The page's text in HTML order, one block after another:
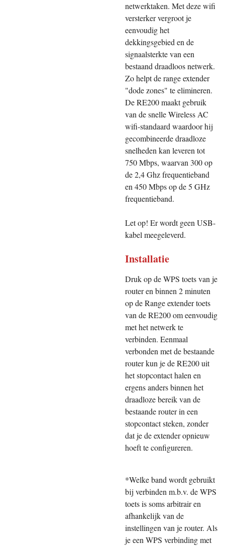
netwerktaken. Met deze wifi
versterker vergroot je
eenvoudig het
dekkingsgebied en de
signaalsterkte van een
bestaand draadloos netwerk.
Zo helpt de range extender
"dode zones" te elimineren.
De RE200 maakt gebruik
van de snelle Wireless AC
wifi-standaard waardoor hij
gecombineerde draadloze
snelheden kan leveren tot
750 Mbps, waarvan 300 op
de 2,4 Ghz frequentieband
en 450 Mbps op de 5 GHz
frequentieband.
Let op! Er wordt geen USB-
kabel meegeleverd.
Installatie
Druk op de WPS toets van je
router en binnen 2 minuten
op de Range extender toets
van de RE200 om eenvoudig
met het netwerk te
verbinden. Eenmaal
verbonden met de bestaande
router kun je de RE200 uit
het stopcontact halen en
ergens anders binnen het
draadloze bereik van de
bestaande router in een
stopcontact steken, zonder
dat je de extender opnieuw
hoeft te configureren.
*Welke band wordt gebruikt
bij verbinden m.b.v. de WPS
toets is soms arbitrair en
afhankelijk van de
instellingen van je router. Als
je een WPS verbinding met